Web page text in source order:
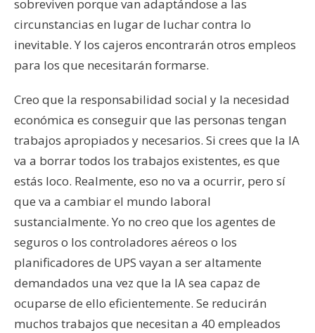
sobreviven porque van adaptándose a las
circunstancias en lugar de luchar contra lo
inevitable. Y los cajeros encontrarán otros empleos
para los que necesitarán formarse.
Creo que la responsabilidad social y la necesidad
económica es conseguir que las personas tengan
trabajos apropiados y necesarios. Si crees que la IA
va a borrar todos los trabajos existentes, es que
estás loco. Realmente, eso no va a ocurrir, pero sí
que va a cambiar el mundo laboral
sustancialmente. Yo no creo que los agentes de
seguros o los controladores aéreos o los
planificadores de UPS vayan a ser altamente
demandados una vez que la IA sea capaz de
ocuparse de ello eficientemente. Se reducirán
muchos trabajos que necesitan a 40 empleados